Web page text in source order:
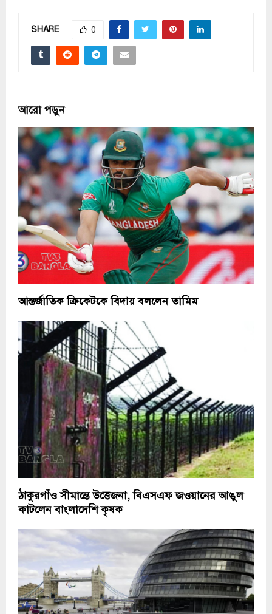
SHARE 0
আরো পড়ুন
আন্তর্জাতিক ক্রিকেটকে বিদায় বললেন তামিম
ঠাকুরগাঁও সীমান্তে উত্তেজনা, বিএসএফ জওয়ানের আঙুল
কাটলেন বাংলাদেশি কৃষক